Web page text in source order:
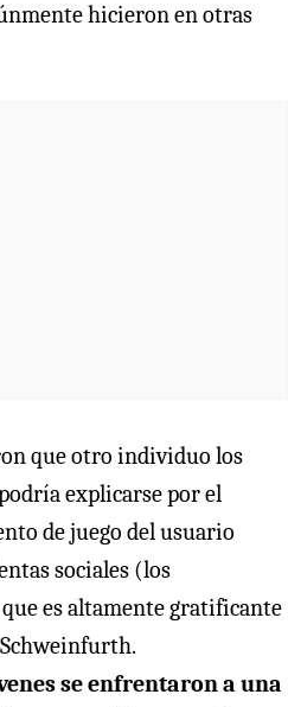
hicieron en otras
que otro individuo los
explicarse por el
de juego del usuario
sociales (los
es altamente gratificante
se enfrentaron a una